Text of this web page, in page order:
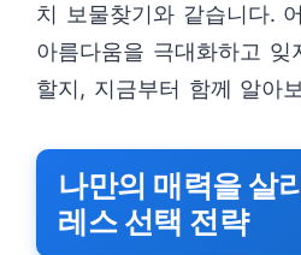
치 보물찾기와 같습니다.
아름다움을 극대화하고
할지, 지금부터 함께 알아
나만의 매력을 살
레스 선택 전략